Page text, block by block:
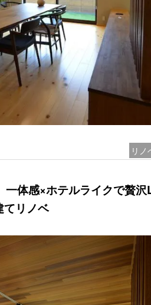
リノ
体感×ホテルライクで贅
てリノベ